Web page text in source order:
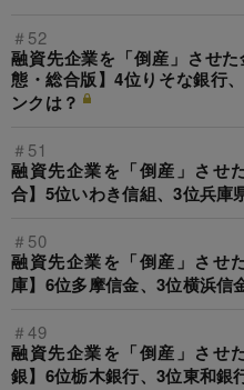
＃52
融資先企業を「倒産」させ
態・総合版】4位りそな銀行
ンクは？
＃51
融資先企業を「倒産」させ
合】5位いわき信組、3位兵庫
＃50
融資先企業を「倒産」させ
庫】6位多摩信金、3位横浜信
＃49
融資先企業を「倒産」させ
銀】6位栃木銀行、3位東和銀